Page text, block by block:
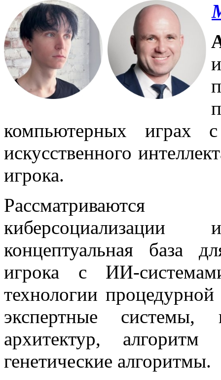
компьютерных играх с
искусственного
игрока.
Рассматриваются
концептуальная база
игрока с ИИ-
технологии
экспертные системы,
архитектур,
генетические алгоритмы.